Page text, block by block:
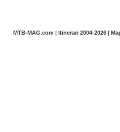
MTB-MAG.com | Itinerari 2004-2026 |